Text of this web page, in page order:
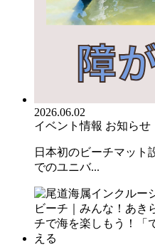
2026.06.02
イベント情報 お知らせ
日本初のビーチマット
でのユニバ...